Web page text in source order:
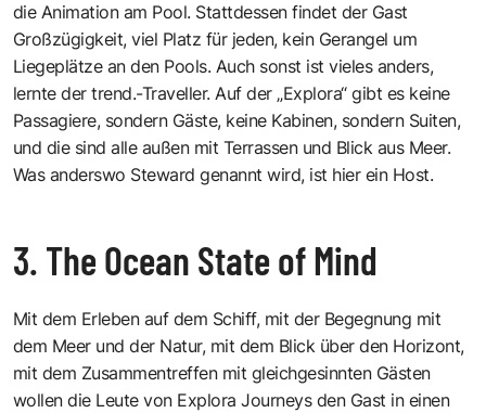
die Animation am Pool. Stattdessen findet der Gast
Großzügigkeit, viel Platz für jeden, kein Gerangel um
Liegeplätze an den Pools. Auch sonst ist vieles anders,
lernte der trend.-Traveller. Auf der „Explora“ gibt es keine
Passagiere, sondern Gäste, keine Kabinen, sondern Suiten,
und die sind alle außen mit Terrassen und Blick aus Meer.
Was anderswo Steward genannt wird, ist hier ein Host.
3. The Ocean State of Mind
Mit dem Erleben auf dem Schiff, mit der Begegnung mit
dem Meer und der Natur, mit dem Blick über den Horizont,
mit dem Zusammentreffen mit gleichgesinnten Gästen
wollen die Leute von Explora Journeys den Gast in einen